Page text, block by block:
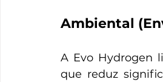
Ambiental
A Evo Hydrogen
que reduz